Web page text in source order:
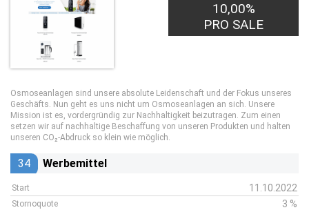
10,00%
PRO SALE
Osmoseanlagen sind unsere absolute Leidenschaft und der Fokus unseres
Geschäfts. Nun geht es uns nicht um Osmoseanlagen an sich. Unsere
Mission ist es, vordergründig zur Nachhaltigkeit beizutragen. Zum einen
setzen wir auf nachhaltige Beschaffung von unseren Produkten und halten
unseren CO₂-Abdruck so klein wie möglich.
34 Werbemittel
Start 11.10.2022
Stornoquote 3 %